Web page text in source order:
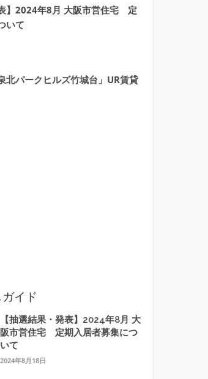
表】2024年8月 大阪市営住宅 定
いて
北パークヒルズ竹城台」UR賃貸
イド
【抽選結果・発表】2024年8月 大
阪市営住宅 定期入居者募集につ
いて
2024年8月18日